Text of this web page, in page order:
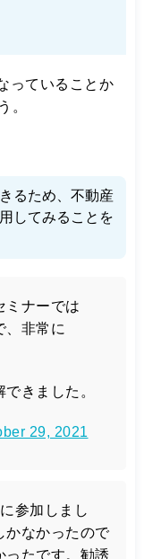
っていることか
。
るため、不動産
してみることを
ミナーでは
、非常に
きました。
29, 2021
参加しまし
かなかったので
ったです。勧誘